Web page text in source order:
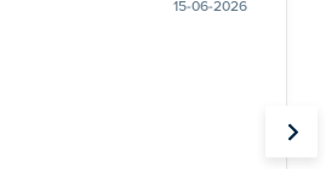
15-06-2026